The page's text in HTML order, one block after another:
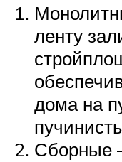
ленту
дома на
Сборные